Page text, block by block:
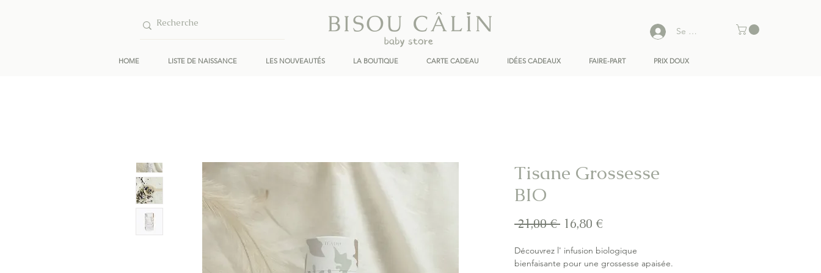
HOME LISTE DE NAISSANCE LES NOUVEAUTÉS LA BOUTIQUE CARTE CADEAU IDÉES CADEAUX FAIRE-PART PRIX DOUX
Se connecter
Tisane Grossesse
BIO
21,00 € Prix
16,80 €Prix
Découvrez l' infusion biologique
bienfaisante pour une grossesse apaisée.